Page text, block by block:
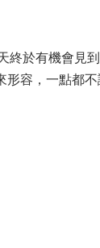
終於有機會見到
形容，一點都